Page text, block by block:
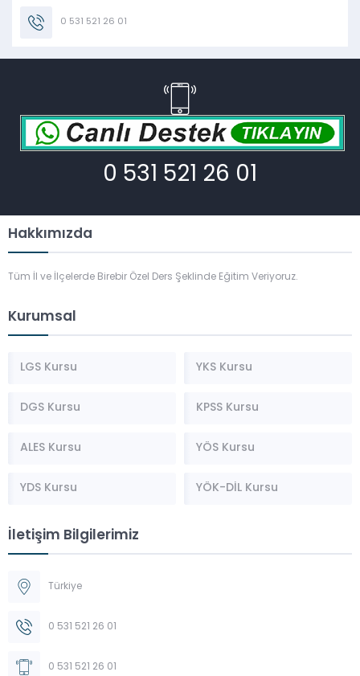
0 531 521 26 01
0 531 521 26 01
Hakkımızda
Tüm İl ve İlçelerde Birebir Özel Ders Şeklinde Eğitim Veriyoruz.
Kurumsal
LGS Kursu YKS Kursu
DGS Kursu KPSS Kursu
ALES Kursu YÖS Kursu
YDS Kursu YÖK-DİL Kursu
İletişim Bilgilerimiz
Türkiye
0 531 521 26 01
0 531 521 26 01